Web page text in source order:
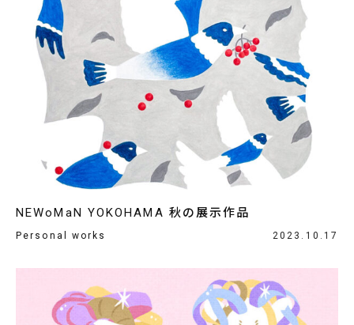
NEWoMaN YOKOHAMA 秋の展示作品
Personal works 2023.10.17